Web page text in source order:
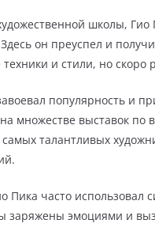
школы,
он преуспел и
и стили, но скоро
популярность и
множестве выставок по
талантливых
Пика часто
заряжены эмоциями и